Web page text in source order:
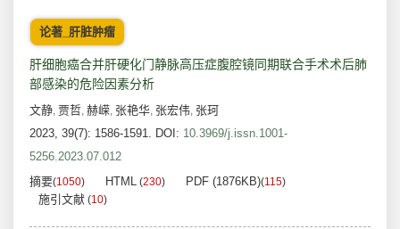
论著_肝脏肿瘤
肝细胞癌合并肝硬化门静脉高压症腹腔镜同期联合手术术后肺
部感染的危险因素分析
文静, 贾哲, 赫嵘, 张艳华, 张宏伟, 张珂
2023, 39(7): 1586-1591. DOI: 10.3969/j.issn.1001-
5256.2023.07.012
摘要(1050) HTML (230) PDF (1876KB)(115)
施引文献 (10)